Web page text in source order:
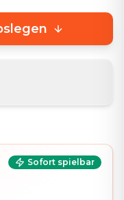
Sofort spielbar